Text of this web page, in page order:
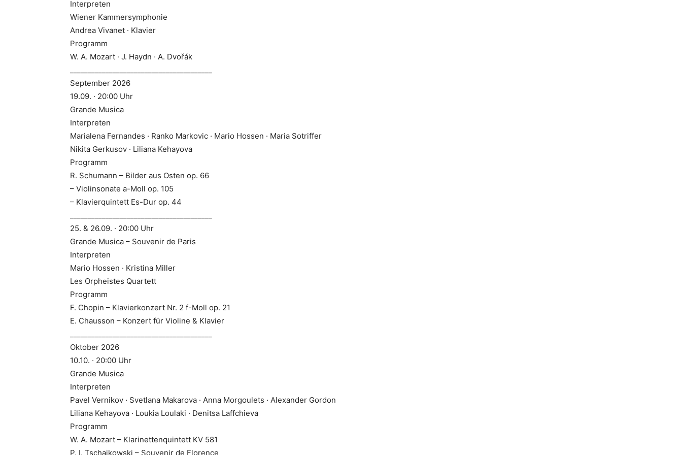
Interpreten
Wiener Kammersymphonie
Andrea Vivanet · Klavier
Programm
W. A. Mozart · J. Haydn · A. Dvořák
September 2026
19.09. · 20:00 Uhr
Grande Musica
Interpreten
Marialena Fernandes · Ranko Markovic · Mario Hossen · Maria Sotriffer
Nikita Gerkusov · Liliana Kehayova
Programm
R. Schumann – Bilder aus Osten op. 66
– Violinsonate a-Moll op. 105
– Klavierquintett Es-Dur op. 44
25. & 26.09. · 20:00 Uhr
Grande Musica – Souvenir de Paris
Interpreten
Mario Hossen · Kristina Miller
Les Orpheistes Quartett
Programm
F. Chopin – Klavierkonzert Nr. 2 f-Moll op. 21
E. Chausson – Konzert für Violine & Klavier
Oktober 2026
10.10. · 20:00 Uhr
Grande Musica
Interpreten
Pavel Vernikov · Svetlana Makarova · Anna Morgoulets · Alexander Gordon
Liliana Kehayova · Loukia Loulaki · Denitsa Laffchieva
Programm
W. A. Mozart – Klarinettenquintett KV 581
P. I. Tschaikowski – Souvenir de Florence